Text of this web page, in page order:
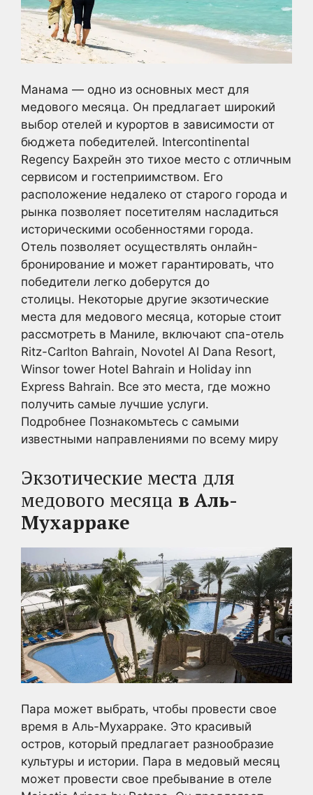
Манама — одно из основных мест для
медового месяца. Он предлагает широкий
выбор отелей и курортов в зависимости от
бюджета победителей. Intercontinental
Regency Бахрейн это тихое место с отличным
сервисом и гостеприимством. Его
расположение недалеко от старого города и
рынка позволяет посетителям насладиться
историческими особенностями города.
Отель позволяет осуществлять онлайн-
бронирование и может гарантировать, что
победители легко доберутся до
столицы. Некоторые другие экзотические
места для медового месяца, которые стоит
рассмотреть в Маниле, включают спа-отель
Ritz-Carlton Bahrain, Novotel Al Dana Resort,
Winsor tower Hotel Bahrain и Holiday inn
Express Bahrain. Все это места, где можно
получить самые лучшие услуги.
Подробнее Познакомьтесь с самыми
известными направлениями по всему миру
Экзотические места для
медового месяца в Аль-
Мухарраке
Пара может выбрать, чтобы провести свое
время в Аль-Мухарраке. Это красивый
остров, который предлагает разнообразие
культуры и истории. Пара в медовый месяц
может провести свое пребывание в отеле